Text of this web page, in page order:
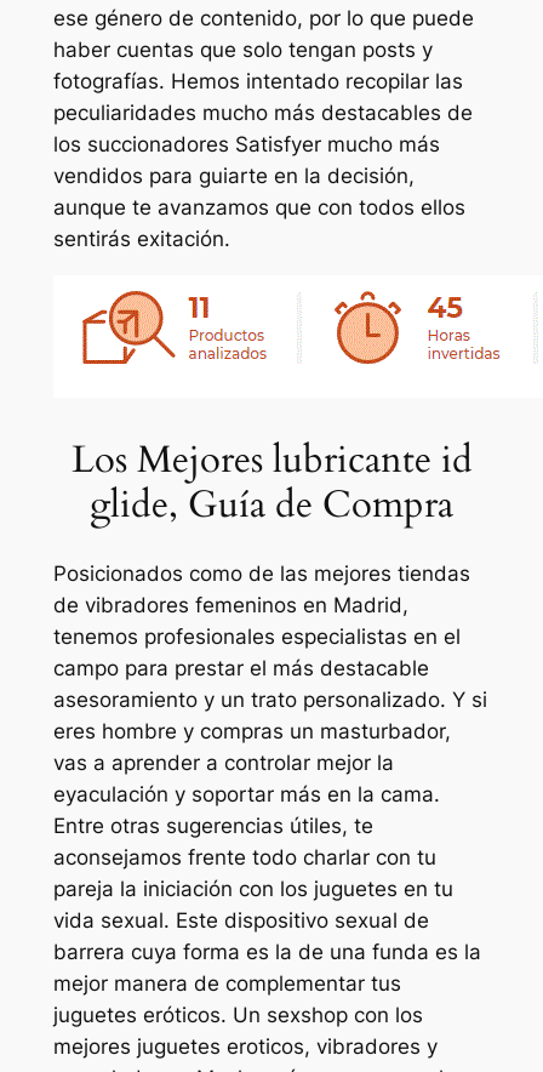
ese género de contenido, por lo que puede
haber cuentas que solo tengan posts y
fotografías. Hemos intentado recopilar las
peculiaridades mucho más destacables de
los succionadores Satisfyer mucho más
vendidos para guiarte en la decisión,
aunque te avanzamos que con todos ellos
sentirás exitación.
Los Mejores lubricante id
glide, Guía de Compra
Posicionados como de las mejores tiendas
de vibradores femeninos en Madrid,
tenemos profesionales especialistas en el
campo para prestar el más destacable
asesoramiento y un trato personalizado. Y si
eres hombre y compras un masturbador,
vas a aprender a controlar mejor la
eyaculación y soportar más en la cama.
Entre otras sugerencias útiles, te
aconsejamos frente todo charlar con tu
pareja la iniciación con los juguetes en tu
vida sexual. Este dispositivo sexual de
barrera cuya forma es la de una funda es la
mejor manera de complementar tus
juguetes eróticos. Un sexshop con los
mejores juguetes eroticos, vibradores y